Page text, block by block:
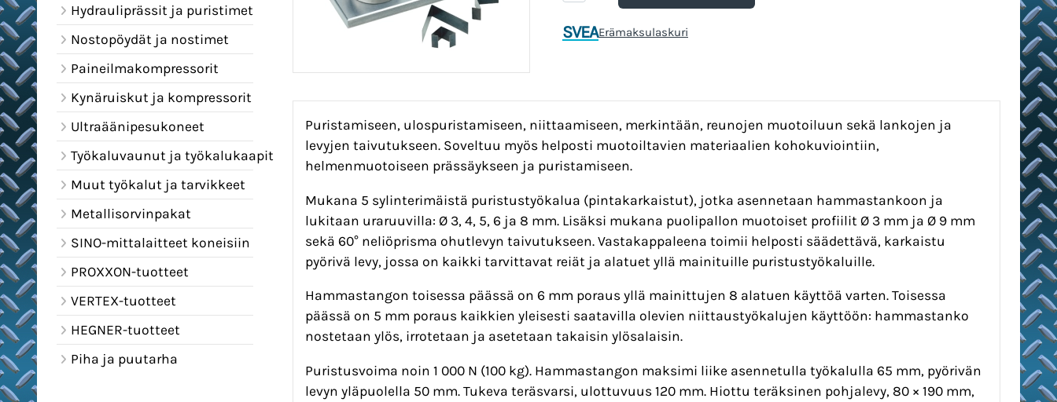
Hydrauliprässit ja puristimet
Nostopöydät ja nostimet
Paineilmakompressorit
Kynäruiskut ja kompressorit
Ultraäänipesukoneet
Työkaluvaunut ja työkalukaapit
Muut työkalut ja tarvikkeet
Metallisorvinpakat
SINO-mittalaitteet koneisiin
PROXXON-tuotteet
VERTEX-tuotteet
HEGNER-tuotteet
Piha ja puutarha
SVEAErämaksulaskuri
Puristamiseen, ulospuristamiseen, niittaamiseen, merkintään, reunojen muotoiluun sekä lankojen ja
levyjen taivutukseen. Soveltuu myös helposti muotoiltavien materiaalien kohokuviointiin,
helmenmuotoiseen prässäykseen ja puristamiseen.
Mukana 5 sylinterimäistä puristustyökalua (pintakarkaistut), jotka asennetaan hammastankoon ja
lukitaan uraruuvilla: Ø 3, 4, 5, 6 ja 8 mm. Lisäksi mukana puolipallon muotoiset profiilit Ø 3 mm ja Ø 9 mm
sekä 60° neliöprisma ohutlevyn taivutukseen. Vastakappaleena toimii helposti säädettävä, karkaistu
pyörivä levy, jossa on kaikki tarvittavat reiät ja alatuet yllä mainituille puristustyökaluille.
Hammastangon toisessa päässä on 6 mm poraus yllä mainittujen 8 alatuen käyttöä varten. Toisessa
päässä on 5 mm poraus kaikkien yleisesti saatavilla olevien niittaustyökalujen käyttöön: hammastanko
nostetaan ylös, irrotetaan ja asetetaan takaisin ylösalaisin.
Puristusvoima noin 1 000 N (100 kg). Hammastangon maksimi liike asennetulla työkalulla 65 mm, pyörivän
levyn yläpuolella 50 mm. Tukeva teräsvarsi, ulottuvuus 120 mm. Hiottu teräksinen pohjalevy, 80 × 190 mm,